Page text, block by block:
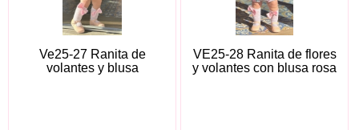
Ve25-27 Ranita de
volantes y blusa
VE25-28 Ranita de flores
y volantes con blusa rosa